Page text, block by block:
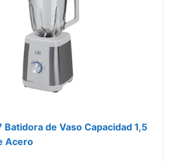
Batidora de Vaso Capacidad 1,5
Acero